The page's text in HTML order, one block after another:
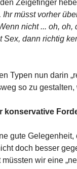
Zeigefinger
müsst vorher
nicht ... oh,
Sex, dann richtig
Typen nun darin
so zu gestalten,
konservative
gute
doch besser
wir eine